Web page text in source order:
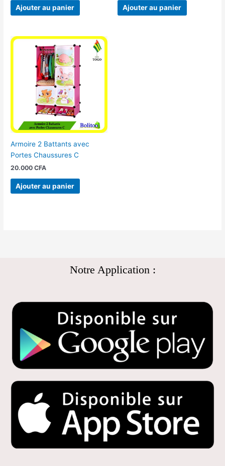
Ajouter au panier Ajouter au panier
Armoire 2 Battants avec
Portes Chaussures C
20.000CFA
Ajouter au panier
Notre Application :